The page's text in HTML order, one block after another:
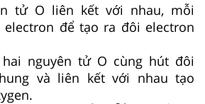
tử O liên kết với nhau, mỗi
để tạo ra đôi electron
nguyên tử O cùng hút đôi
và liên kết với nhau tạo